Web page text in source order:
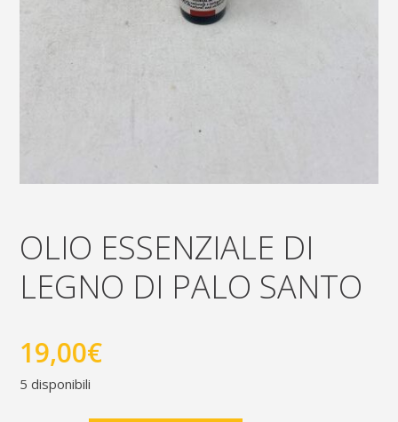
OLIO ESSENZIALE DI
LEGNO DI PALO SANTO
19,00€
5 disponibili